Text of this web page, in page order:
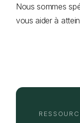
Nous sommes
vous aider à